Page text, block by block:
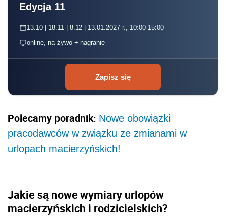
Edycja 11
13.10 | 18.11 | 8.12 | 13.01.2027 r., 10:00-15:00
online, na żywo + nagranie
Zapisz się
Polecamy poradnik: Nowe obowiązki
pracodawców w związku ze zmianami w
urlopach macierzyńskich!
Jakie są nowe wymiary urlopów
macierzyńskich i rodzicielskich?